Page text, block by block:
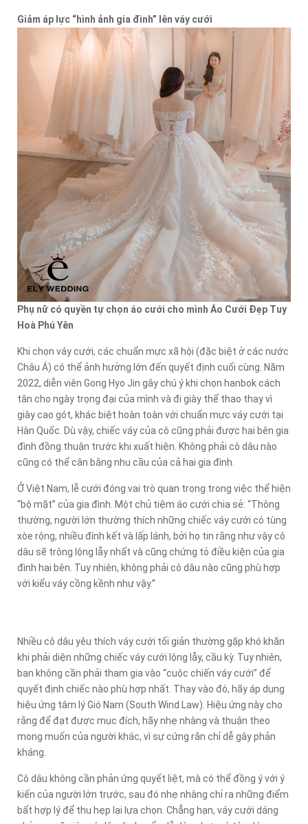
Giảm áp lực “hình ảnh gia đình” lên váy cưới
Phụ nữ có quyền tự chọn áo cưới cho mình Áo Cưới Đẹp Tuy
Hoà Phú Yên
Khi chọn váy cưới, các chuẩn mực xã hội (đặc biệt ở các nước
Châu Á) có thể ảnh hưởng lớn đến quyết định cuối cùng. Năm
2022, diễn viên Gong Hyo Jin gây chú ý khi chọn hanbok cách
tân cho ngày trọng đại của mình và đi giày thể thao thay vì
giày cao gót, khác biệt hoàn toàn với chuẩn mực váy cưới tại
Hàn Quốc. Dù vậy, chiếc váy của cô cũng phải được hai bên gia
đình đồng thuận trước khi xuất hiện. Không phải cô dâu nào
cũng có thể cân bằng nhu cầu của cả hai gia đình.
Ở Việt Nam, lễ cưới đóng vai trò quan trọng trong việc thể hiện
“bộ mặt” của gia đình. Một chủ tiệm áo cưới chia sẻ: “Thông
thường, người lớn thường thích những chiếc váy cưới có tùng
xòe rộng, nhiều đính kết và lấp lánh, bởi họ tin rằng như vậy cô
dâu sẽ trông lộng lẫy nhất và cũng chứng tỏ điều kiện của gia
đình hai bên. Tuy nhiên, không phải cô dâu nào cũng phù hợp
với kiểu váy cồng kềnh như vậy.”
Nhiều cô dâu yêu thích váy cưới tối giản thường gặp khó khăn
khi phải diện những chiếc váy cưới lộng lẫy, cầu kỳ. Tuy nhiên,
bạn không cần phải tham gia vào “cuộc chiến váy cưới” để
quyết định chiếc nào phù hợp nhất. Thay vào đó, hãy áp dụng
hiệu ứng tâm lý Gió Nam (South Wind Law). Hiệu ứng này cho
rằng để đạt được mục đích, hãy nhẹ nhàng và thuận theo
mong muốn của người khác, vì sự cứng rắn chỉ dễ gây phản
kháng.
Cô dâu không cần phản ứng quyết liệt, mà có thể đồng ý với ý
kiến của người lớn trước, sau đó nhẹ nhàng chỉ ra những điểm
bất hợp lý để thu hẹp lại lựa chọn. Chẳng hạn, váy cưới dáng